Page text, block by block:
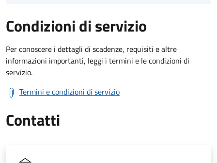
Condizioni di servizio
Per conoscere i dettagli di scadenze, requisiti e altre
informazioni importanti, leggi i termini e le condizioni di
servizio.
Termini e condizioni di servizio
Contatti